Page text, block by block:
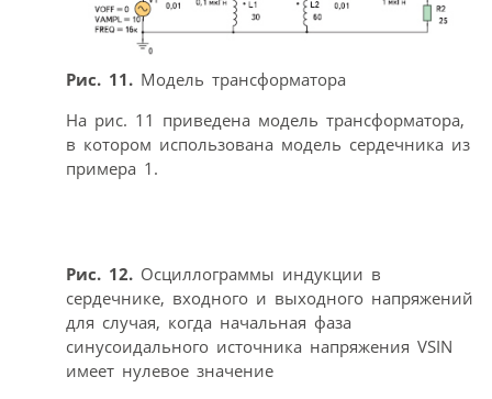
Рис. 11. Модель трансформатора
На рис. 11 приведена модель трансформатора,
в котором использована модель сердечника из
примера 1.
Рис. 12. Осциллограммы индукции в
сердечнике, входного и выходного напряжений
для случая, когда начальная фаза
синусоидального источника напряжения VSIN
имеет нулевое значение